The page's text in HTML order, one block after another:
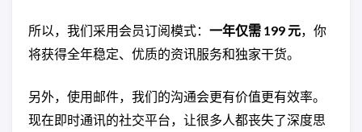
所以，我们采用会员订阅模式： 一年仅需 199 元，你
将获得全年稳定、优质的资讯服务和独家干货。
另外，使用邮件，我们的沟通会更有价值更有效率。
现在即时通讯的社交平台，让很多人都丧失了深度思